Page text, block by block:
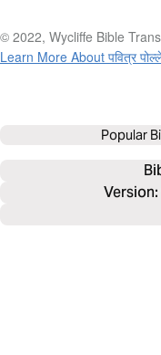
© 2022, Wycliffe Bible
Learn More About पवित्र
Popular
Version: